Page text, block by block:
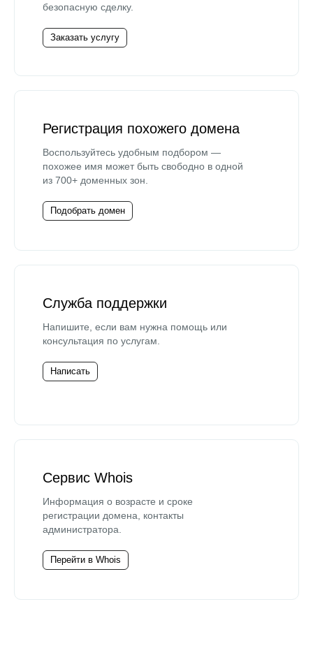
безопасную сделку.
Заказать услугу
Регистрация похожего домена
Воспользуйтесь удобным подбором —
похожее имя может быть свободно в одной
из 700+ доменных зон.
Подобрать домен
Служба поддержки
Напишите, если вам нужна помощь или
консультация по услугам.
Написать
Сервис Whois
Информация о возрасте и сроке
регистрации домена, контакты
администратора.
Перейти в Whois